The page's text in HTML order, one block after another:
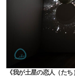
《我が土星の恋人（たち